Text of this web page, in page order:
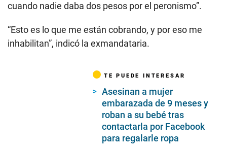
cuando nadie daba dos pesos por el peronismo”.
“Esto es lo que me están cobrando, y por eso me
inhabilitan”, indicó la exmandataria.
TE PUEDE INTERESAR
Asesinan a mujer
embarazada de 9 meses y
roban a su bebé tras
contactarla por Facebook
para regalarle ropa